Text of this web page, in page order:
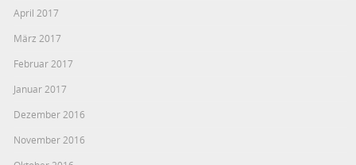
April 2017
März 2017
Februar 2017
Januar 2017
Dezember 2016
November 2016